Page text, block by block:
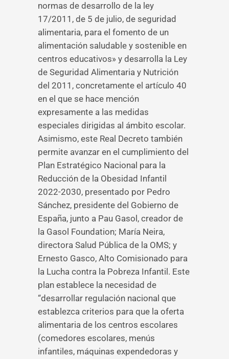
normas de desarrollo de la ley
17/2011, de 5 de julio, de seguridad
alimentaria, para el fomento de un
alimentación saludable y sostenible en
centros educativos» y desarrolla la Ley
de Seguridad Alimentaria y Nutrición
del 2011, concretamente el artículo 40
en el que se hace mención
expresamente a las medidas
especiales dirigidas al ámbito escolar.
Asimismo, este Real Decreto también
permite avanzar en el cumplimiento del
Plan Estratégico Nacional para la
Reducción de la Obesidad Infantil
2022-2030, presentado por Pedro
Sánchez, presidente del Gobierno de
España, junto a Pau Gasol, creador de
la Gasol Foundation; María Neira,
directora Salud Pública de la OMS; y
Ernesto Gasco, Alto Comisionado para
la Lucha contra la Pobreza Infantil. Este
plan establece la necesidad de
“desarrollar regulación nacional que
establezca criterios para que la oferta
alimentaria de los centros escolares
(comedores escolares, menús
infantiles, máquinas expendedoras y